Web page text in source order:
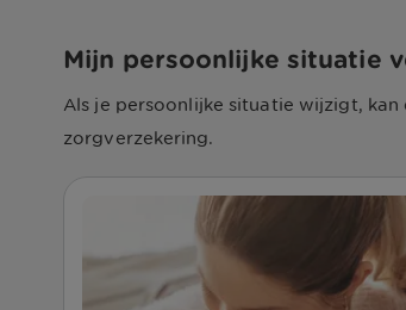
Mijn persoonlijke situatie
Als je persoonlijke situatie wijzigt,
zorgverzekering.